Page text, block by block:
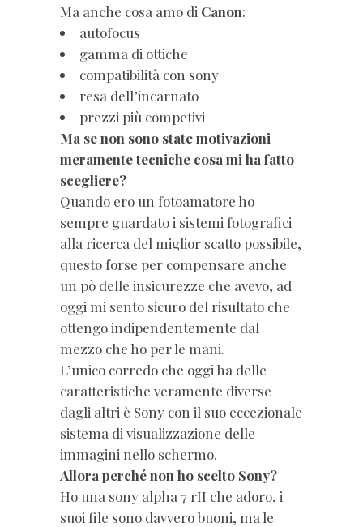
Ma anche cosa amo di Canon:
autofocus
gamma di ottiche
compatibilità con sony
resa dell’incarnato
prezzi più competivi
Ma se non sono state motivazioni
meramente tecniche cosa mi ha fatto
scegliere?
Quando ero un fotoamatore ho
sempre guardato i sistemi fotografici
alla ricerca del miglior scatto possibile,
questo forse per compensare anche
un pò delle insicurezze che avevo, ad
oggi mi sento sicuro del risultato che
ottengo indipendentemente dal
mezzo che ho per le mani.
L’unico corredo che oggi ha delle
caratteristiche veramente diverse
dagli altri è Sony con il suo eccezionale
sistema di visualizzazione delle
immagini nello schermo.
Allora perché non ho scelto Sony?
Ho una sony alpha 7 rII che adoro, i
suoi file sono davvero buoni, ma le